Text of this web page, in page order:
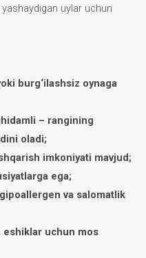
uylar uchun
burg‘ilashsiz oynaga
– rangining
oladi;
imkoniyati mavjud;
ega;
va salomatlik
eshiklar uchun mos